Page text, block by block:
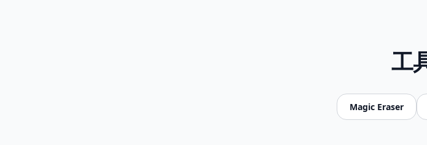
工
Magic Eraser